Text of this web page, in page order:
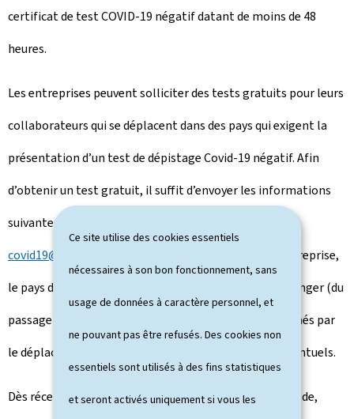
Ce site utilise des cookies essentiels
nécessaires à son bon fonctionnement, sans
usage de données à caractère personnel, et
ne pouvant pas être refusés. Des cookies non
essentiels sont utilisés à des fins statistiques
et seront activés uniquement si vous les
certificat de test COVID-19 négatif datant de moins de 48
heures.
Les entreprises peuvent solliciter des tests gratuits pour leurs
collaborateurs qui se déplacent dans des pays qui exigent la
présentation d’un test de dépistage Covid-19 négatif. Afin
d’obtenir un test gratuit, il suffit d’envoyer les informations
suivantes à l'adresse mail
covid19@houseofentrepreneurship.lu
: le nom de l'entreprise,
le pays de destination, la date du déplacement à l'étranger (du
passage de la frontière), le nombre de salariés concernés par
le déplacement ainsi que les motifs et justificatifs éventuels.
Dès réception des éléments indispensables à la demande,